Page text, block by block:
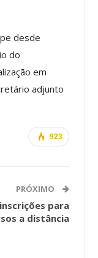
desde
do
em
adjunto
923
PRÓXIMO
para
a distância
Oficina De
Para
7 ago, 2026